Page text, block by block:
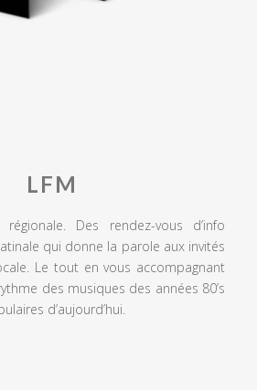
LFM
régionale. Des rendez-vous d’info
qui donne la parole aux invités
Le tout en vous accompagnant
des musiques des années 80’s
d’aujourd’hui.